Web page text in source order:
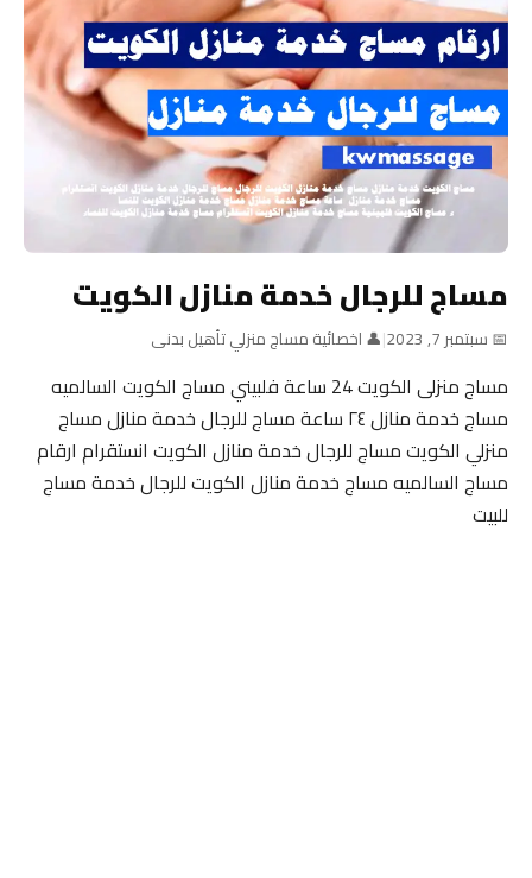
مساج للرجال خدمة منازل الكويت
📅 سبتمبر 7, 2023 |👤 اخصائية مساج منزلي تأهيل بدنى
مساج منزلى الكويت 24 ساعة فلبيني مساج الكويت السالميه
مساج خدمة منازل ٢٤ ساعة مساج للرجال خدمة منازل مساج
منزلي الكويت مساج للرجال خدمة منازل الكويت انستقرام ارقام
مساج السالميه مساج خدمة منازل الكويت للرجال خدمة مساج
للبيت